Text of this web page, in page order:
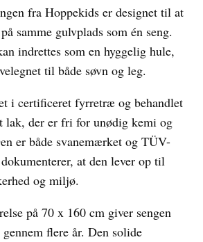
fra Hoppekids er designet til at
samme gulvplads som én seng.
indrettes som en hyggelig hule,
til både søvn og leg.
i certificeret fyrretræ og behandlet
lak, der er fri for unødig kemi og
er både svanemærket og TÜV-
at den lever op til
og miljø.
på 70 x 160 cm giver sengen
flere år. Den solide